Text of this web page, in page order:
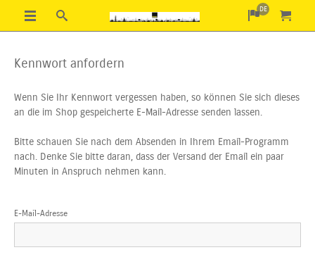
DE
Kennwort anfordern
Wenn Sie Ihr Kennwort vergessen haben, so können Sie sich dieses
an die im Shop gespeicherte E-Mail-Adresse senden lassen.
Bitte schauen Sie nach dem Absenden in Ihrem Email-Programm
nach. Denke Sie bitte daran, dass der Versand der Email ein paar
Minuten in Anspruch nehmen kann.
E-Mail-Adresse